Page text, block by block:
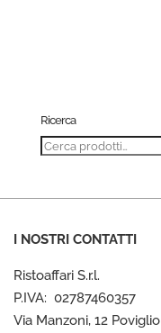
Ricerca
Cerca:
I NOSTRI CONTATTI
Ristoaffari S.r.l.
P.IVA: 02787460357
Via Manzoni, 12 Poviglio